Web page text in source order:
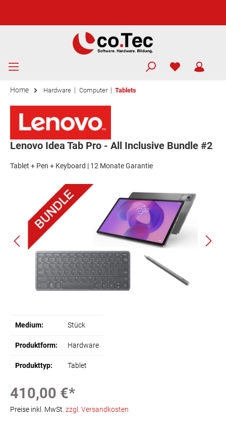
Home Hardware | Computer | Tablets
Lenovo Idea Tab Pro - All Inclusive Bundle #2
Tablet + Pen + Keyboard | 12 Monate Garantie
Medium: Stück
Produktform: Hardware
Produkttyp: Tablet
410,00 €*
Preise inkl. MwSt. zzgl. Versandkosten